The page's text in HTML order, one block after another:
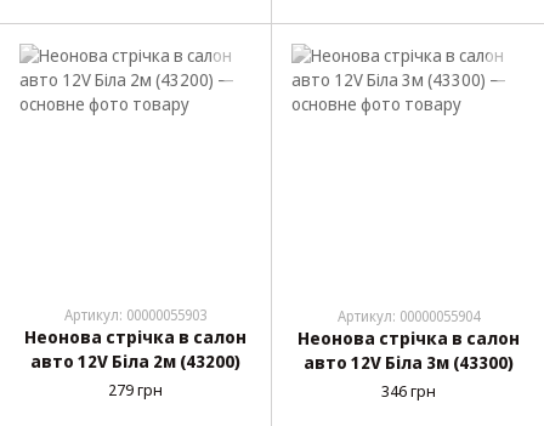
Артикул: 00000055903
Неонова стрічка в салон
авто 12V Біла 2м (43200)
279 грн
Артикул: 00000055904
Неонова стрічка в салон
авто 12V Біла 3м (43300)
346 грн